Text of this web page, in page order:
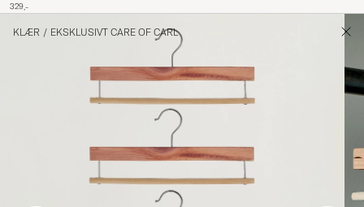
329,-
KLÆR / EKSKLUSIVT CARE OF CARL